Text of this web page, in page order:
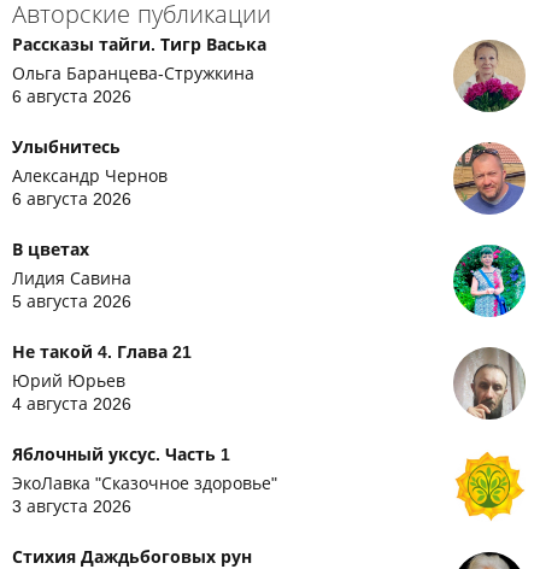
Авторские публикации
Рассказы тайги. Тигр Васька
Ольга Баранцева-Стружкина
6 августа 2026
Улыбнитесь
Александр Чернов
6 августа 2026
В цветах
Лидия Савина
5 августа 2026
Не такой 4. Глава 21
Юрий Юрьев
4 августа 2026
Яблочный уксус. Часть 1
ЭкоЛавка "Сказочное здоровье"
3 августа 2026
Стихия Даждьбоговых рун